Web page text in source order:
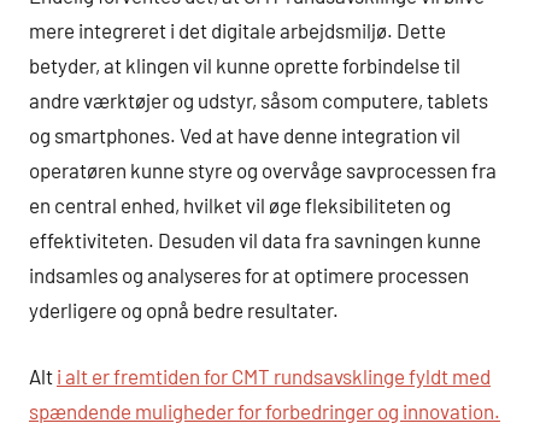
mere integreret i det digitale arbejdsmiljø. Dette
betyder, at klingen vil kunne oprette forbindelse til
andre værktøjer og udstyr, såsom computere, tablets
og smartphones. Ved at have denne integration vil
operatøren kunne styre og overvåge savprocessen fra
en central enhed, hvilket vil øge fleksibiliteten og
effektiviteten. Desuden vil data fra savningen kunne
indsamles og analyseres for at optimere processen
yderligere og opnå bedre resultater.
Alt i alt er fremtiden for CMT rundsavsklinge fyldt med
spændende muligheder for forbedringer og innovation.